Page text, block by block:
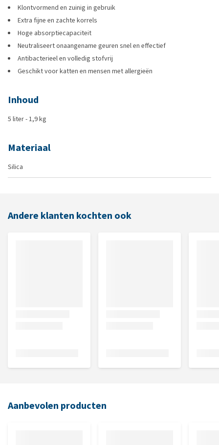
Klontvormend en zuinig in gebruik
Extra fijne en zachte korrels
Hoge absorptiecapaciteit
Neutraliseert onaangename geuren snel en effectief
Antibacterieel en volledig stofvrij
Geschikt voor katten en mensen met allergieën
Inhoud
5 liter - 1,9 kg
Materiaal
Silica
Andere klanten kochten ook
Aanbevolen producten